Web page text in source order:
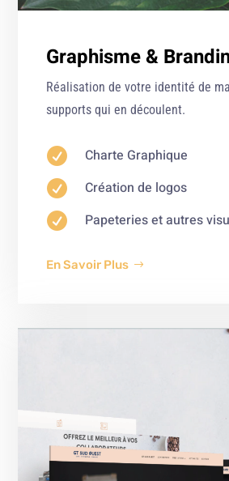
Graphisme &
Réalisation de votre identité de
supports qui en découlent.
 Charte Graphique
 Création de logos
 Papeteries et autres
En Savoir Plus